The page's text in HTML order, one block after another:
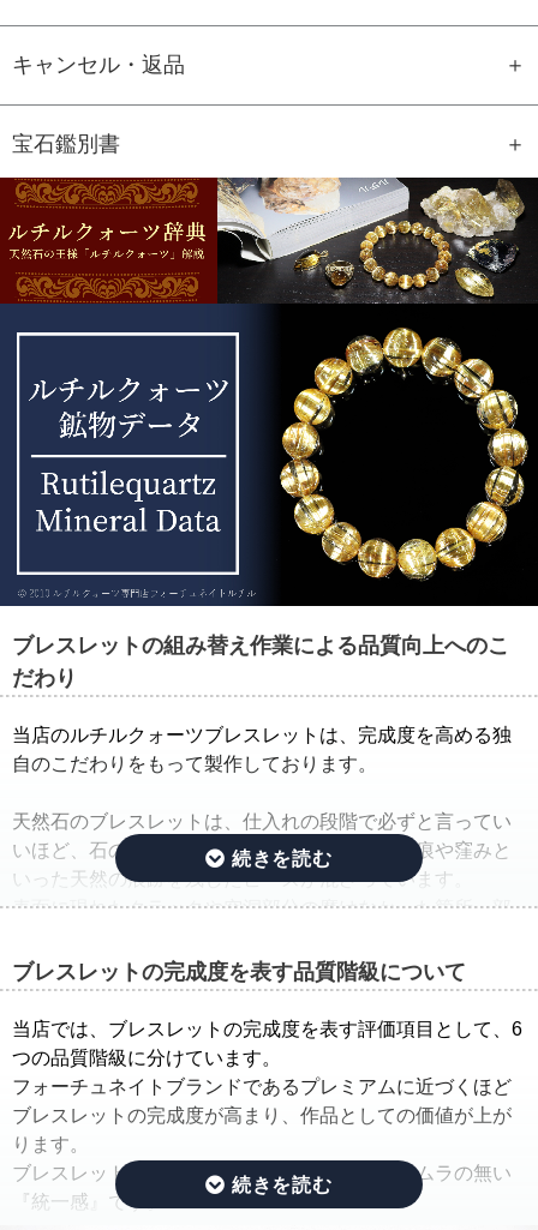
キャンセル・返品
宝石鑑別書
GEM REPORT
ご注文商品の宝石鑑別書をご用意す
ることもできます。
ブレスレットの組み替え作業による品質向上へのこ
だわり
当店のルチルクォーツブレスレットは、完成度を高める独
自のこだわりをもって製作しております。
天然石のブレスレットは、仕入れの段階で必ずと言ってい
いほど、石の品質のバラつきが生じ、クラック痕や窪みと
いった天然の痕跡を残したビーズが混ざっています。
表面に現れたクラックや空洞部分の磨けなかった箇所、部
ばれています。
そこで当店では、ルチルクォーツブレスレットを仕入れた
ままの状態でご紹介するのではなく、手間ひまをかけた
「組み替え作業」を行っています。
この作業では、ルチルのタイプ(ルチルの入り方、ルチルの
太さ、ルチルの色味、ルチルの内包量)と、水晶の透明度を
できる限り揃えるように努めています。
ブレスレットの完成度を表す品質階級について
当店では、ブレスレットの完成度を表す評価項目として、6
つの品質階級に分けています。
フォーチュネイトブランドであるプレミアムに近づくほど
ブレスレットの完成度が高まり、作品としての価値が上が
ります。
ブレスレットの完成度を決める基準は、品質にムラの無い
『統一感』です。